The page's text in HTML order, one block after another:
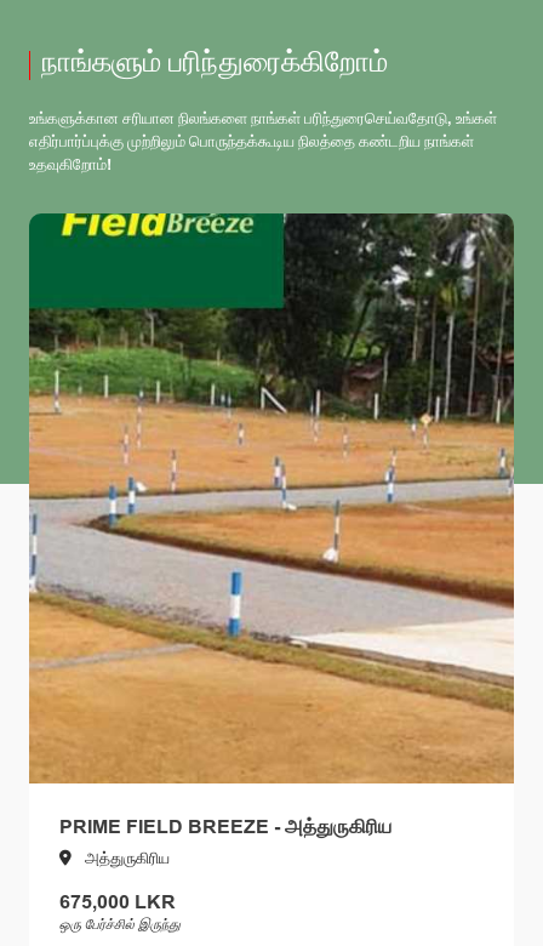
நாங்களும் பரிந்துரைக்கிறோம்
உங்களுக்கான சரியான நிலங்களை நாங்கள் பரிந்துரைசெய்வதோடு, உங்கள்
எதிர்பார்ப்புக்கு முற்றிலும் பொருந்தக்கூடிய நிலத்தை கண்டறிய நாங்கள்
உதவுகிறோம்!
PRIME FIELD BREEZE - அத்துருகிரிய
அத்துருகிரிய
675,000 LKR
ஒரு பேர்ச்சில் இருந்து